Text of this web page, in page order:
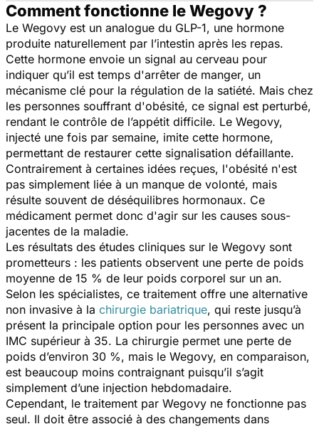
Comment fonctionne le Wegovy ?
Le Wegovy est un analogue du GLP-1, une hormone
produite naturellement par l’intestin après les repas.
Cette hormone envoie un signal au cerveau pour
indiquer qu’il est temps d'arrêter de manger, un
mécanisme clé pour la régulation de la satiété. Mais chez
les personnes souffrant d'obésité, ce signal est perturbé,
rendant le contrôle de l’appétit difficile. Le Wegovy,
injecté une fois par semaine, imite cette hormone,
permettant de restaurer cette signalisation défaillante.
Contrairement à certaines idées reçues, l'obésité n'est
pas simplement liée à un manque de volonté, mais
résulte souvent de déséquilibres hormonaux. Ce
médicament permet donc d'agir sur les causes sous-
jacentes de la maladie.
Les résultats des études cliniques sur le Wegovy sont
prometteurs : les patients observent une perte de poids
moyenne de 15 % de leur poids corporel sur un an.
Selon les spécialistes, ce traitement offre une alternative
non invasive à la chirurgie bariatrique, qui reste jusqu’à
présent la principale option pour les personnes avec un
IMC supérieur à 35. La chirurgie permet une perte de
poids d’environ 30 %, mais le Wegovy, en comparaison,
est beaucoup moins contraignant puisqu’il s’agit
simplement d’une injection hebdomadaire.
Cependant, le traitement par Wegovy ne fonctionne pas
seul. Il doit être associé à des changements dans